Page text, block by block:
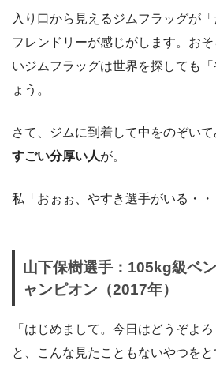
入り口から見えるジムフラッグが「
フレンドリーが感じがします。お
いジムフラッグは世界を探しても
ょう。
さて、ジムに到着して中をのぞいて
すごい分厚い人が。
私「おぉぉ、やすき選手がいる・・
山下保樹選手：105kg級ベ
ャンピオン（2017年）
「はじめまして。今日はどうぞよ
と、こんな見たこともないやつを